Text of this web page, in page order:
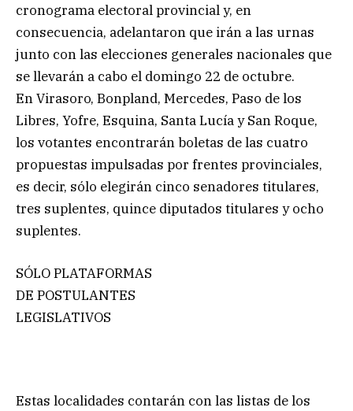
cronograma electoral provincial y, en
consecuencia, adelantaron que irán a las urnas
junto con las elecciones generales nacionales que
se llevarán a cabo el domingo 22 de octubre.
En Virasoro, Bonpland, Mercedes, Paso de los
Libres, Yofre, Esquina, Santa Lucía y San Roque,
los votantes encontrarán boletas de las cuatro
propuestas impulsadas por frentes provinciales,
es decir, sólo elegirán cinco senadores titulares,
tres suplentes, quince diputados titulares y ocho
suplentes.
SÓLO PLATAFORMAS
DE POSTULANTES
LEGISLATIVOS
Estas localidades contarán con las listas de los